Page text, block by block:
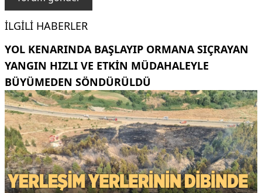
İLGILI HABERLER
YOL KENARINDA BAŞLAYIP ORMANA SIÇRAYAN
YANGIN HIZLI VE ETKIN MÜDAHALEYLE
BÜYÜMEDEN SÖNDÜRÜLDÜ